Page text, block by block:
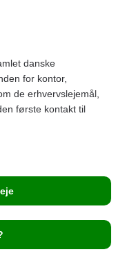
danske
for kontor,
de erhvervslejemål,
første kontakt til